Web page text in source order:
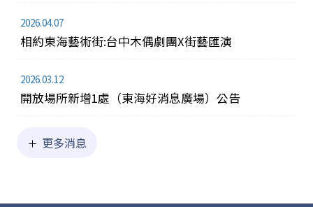
2026.04.07
相約東海藝術街:台中木偶劇團X街藝匯演
2026.03.12
開放場所新增1處（東海好消息廣場）公告(另
更多消息